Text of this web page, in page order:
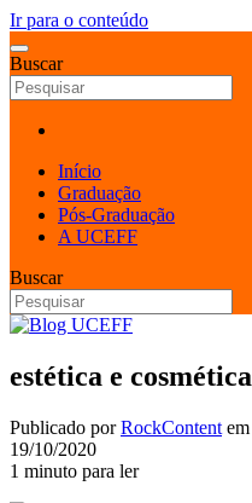
Ir para o conteúdo
Buscar
Início
Graduação
Pós-Graduação
A UCEFF
Buscar
estética e cosmética
Publicado porRockContent em
19/10/2020
1 minuto para ler